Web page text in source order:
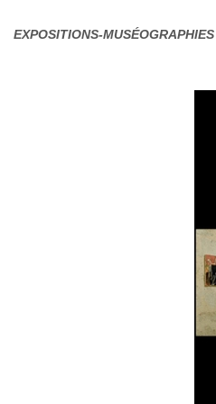
EXPOSITIONS-MUSÉOGRAPHIES